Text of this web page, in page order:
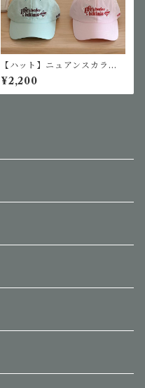
【ハット】ニュアンスカラー
ベースボールキャップ
¥2,200